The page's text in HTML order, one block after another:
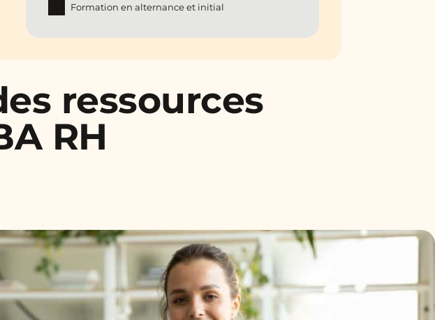
Formation en alternance et initial
ressources
RH